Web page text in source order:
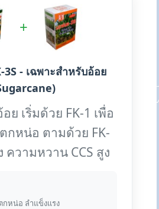
+
3S - เฉพาะสำหรับอ้อย
ย เริ่มด้วย FK-1 เพื่อ
กหน่อ ตามด้วย FK-
ความหวาน CCS สูง
ตกหน่อ ลำแข็งแรง